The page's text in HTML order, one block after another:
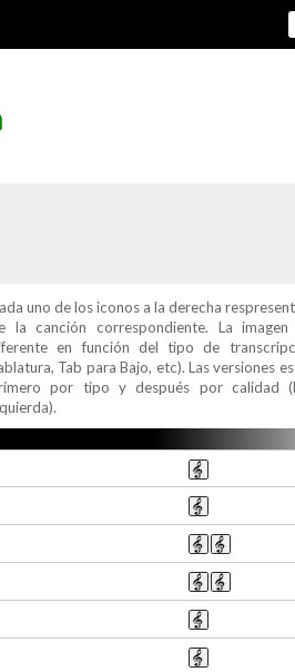
uno de los iconos a la derecha
la canción correspondiente. La
en función del tipo de
Tab para Bajo, etc). Las versiones
por tipo y después por calidad